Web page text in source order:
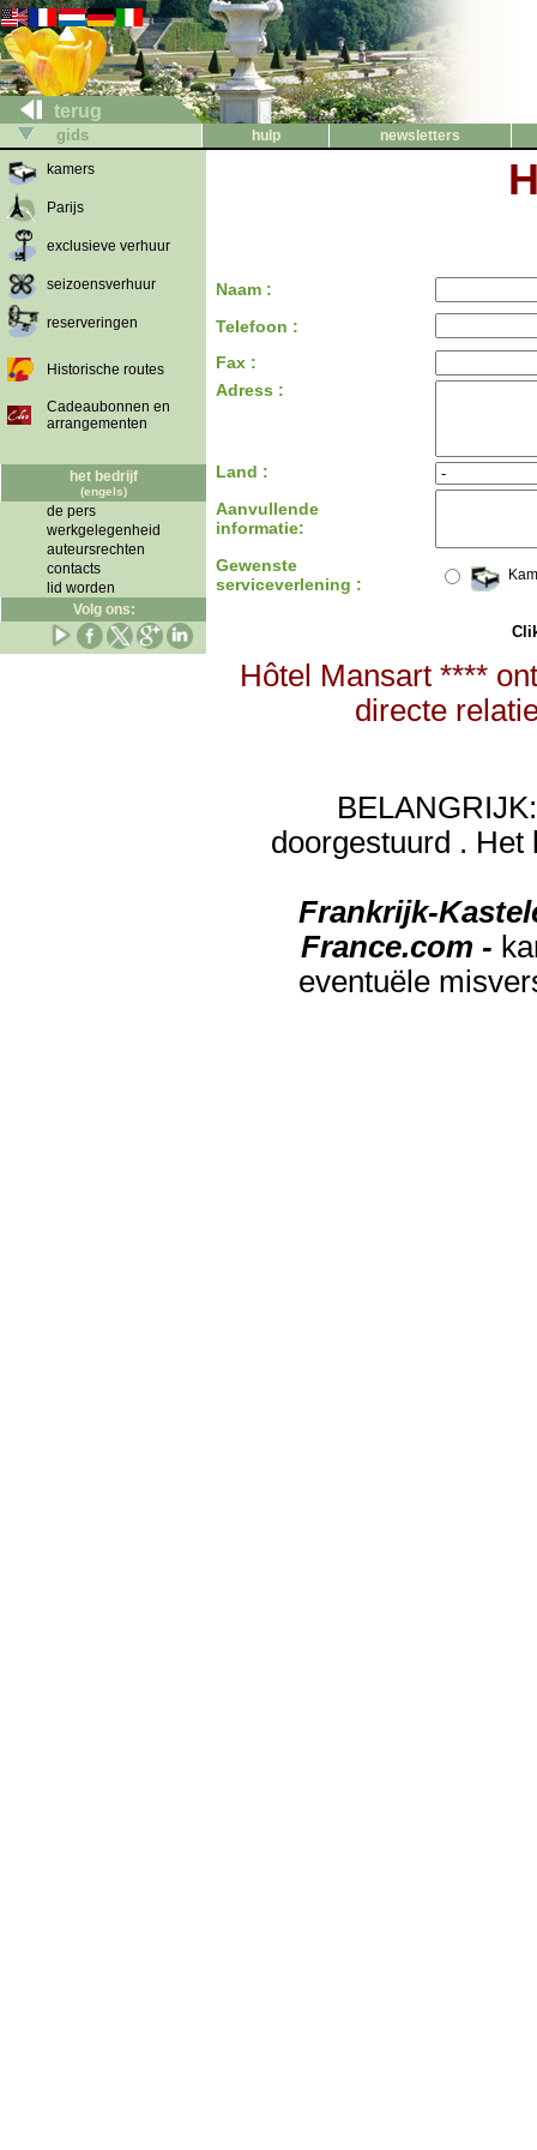
terug
gids hulp
newsletters
kamers
Parijs
exclusieve verhuur
seizoensverhuur
reserveringen
Historische routes
Cadeaubonnen en
arrangementen
het bedrijf
(engels)
de pers
werkgelegenheid
auteursrechten
contacts
lid worden
Volg ons:
Naam :
Telefoon :
Fax :
Adress :
Land :
Aanvullende
informatie:
Gewenste
serviceverlening :
Hôtel Mansart ****
directe
doorgestuurd . Het
Frankrijk-
France.com -
eventuële